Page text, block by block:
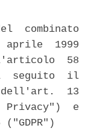
combinato
aprile  1999
58
seguito  il
dell'art.  13
Privacy")  e
("GDPR")